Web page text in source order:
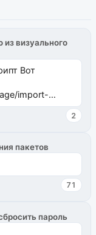
визуального
Вот
import-
2
пакетов
71
пароль